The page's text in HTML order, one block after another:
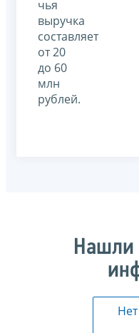
чья
выручка
составляет
от 20
до 60
млн
рублей.
Нашли
Нет